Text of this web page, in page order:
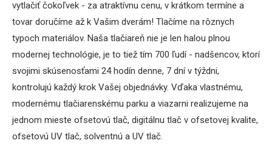
vytlačiť čokoľvek - za atraktívnu cenu, v krátkom termíne a
tovar doručíme až k Vašim dverám! Tlačíme na rôznych
typoch materiálov. Naša tlačiareň nie je len halou plnou
modernej technológie, je to tiež tím 700 ľudí - nadšencov, ktorí
svojimi skúsenosťami 24 hodín denne, 7 dní v týždni,
kontrolujú každý krok Vašej objednávky. Vďaka vlastnému,
modernému tlačiarenskému parku a viazarni realizujeme na
jednom mieste ofsetovú tlač, digitálnu tlač v ofsetovej kvalite,
ofsetovú UV tlač, solventnú a UV tlač.